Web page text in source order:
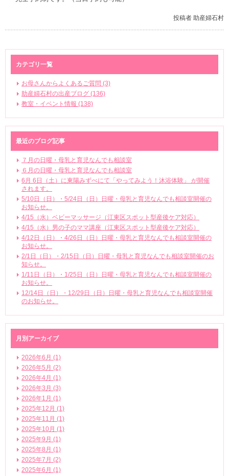
投稿者 助産婦石村
カテゴリ一覧
お母さんからよくあるご質問 (3)
助産婦石村の出産ブログ (136)
教室・イベント情報 (138)
最近のブログ記事
７月の日曜・母乳と育児なんでも相談室
６月の日曜・母乳と育児なんでも相談室
6月 6日（土）に東陽みずべにて「やってみよう！沐浴体験」 が開催
されます。
5/10日（日）・5/24日（日）日曜・母乳と育児なんでも相談室開催の
お知らせ。
4/15（水）ベビーマッサージ（江東区スポット型産後ケア対応）
4/15（水）男の子のママ講座（江東区スポット型産後ケア対応）
4/12日（日）・4/26日（日）日曜・母乳と育児なんでも相談室開催の
お知らせ。
2/1日（日）・2/15日（日）日曜・母乳と育児なんでも相談室開催のお
知らせ。
1/11日（日）・1/25日（日）日曜・母乳と育児なんでも相談室開催の
お知らせ。
12/14日（日）・12/29日（日）日曜・母乳と育児なんでも相談室開催
のお知らせ。
月別アーカイブ
2026年6月 (1)
2026年5月 (2)
2026年4月 (1)
2026年3月 (3)
2026年1月 (1)
2025年12月 (1)
2025年11月 (1)
2025年10月 (1)
2025年9月 (1)
2025年8月 (1)
2025年7月 (2)
2025年6月 (1)